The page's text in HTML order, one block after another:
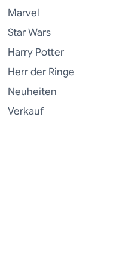
Marvel
Star Wars
Harry Potter
Herr der Ringe
Neuheiten
Verkauf